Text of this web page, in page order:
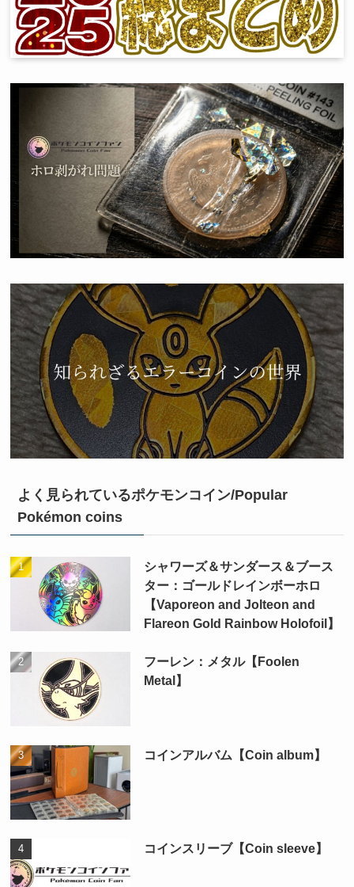
よく見られているポケモンコイン/Popular
Pokémon coins
シャワーズ＆サンダース＆ブース
ター：ゴールドレインボーホロ
【Vaporeon and Jolteon and
Flareon Gold Rainbow Holofoil】
フーレン：メタル【Foolen
Metal】
コインアルバム【Coin album】
コインスリーブ【Coin sleeve】